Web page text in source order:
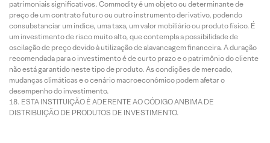
patrimoniais significativos. Commodity é um objeto ou determinante de
preço de um contrato futuro ou outro instrumento derivativo, podendo
consubstanciar um índice, uma taxa, um valor mobiliário ou produto físico. É
um investimento de risco muito alto, que contempla a possibilidade de
oscilação de preço devido à utilização de alavancagem financeira. A duração
recomendada para o investimento é de curto prazo e o patrimônio do cliente
não está garantido neste tipo de produto. As condições de mercado,
mudanças climáticas e o cenário macroeconômico podem afetar o
desempenho do investimento.
ESTA INSTITUIÇÃO É ADERENTE AO CÓDIGO ANBIMA DE
DISTRIBUIÇÃO DE PRODUTOS DE INVESTIMENTO.